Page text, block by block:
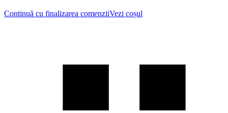
Continuă cu finalizarea comenziiVezi coșul